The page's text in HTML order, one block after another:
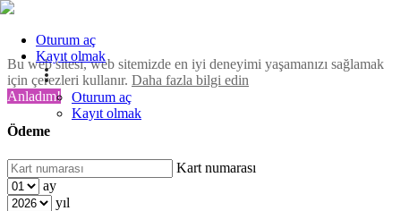
Bu web sitesi, web sitemizde en iyi deneyimi yaşamanızı sağlamak
için çerezleri kullanır. Daha fazla bilgi edin
Anladım!
Ödeme
Kart numarası
ay
yıl
Oturum aç
Kayıt olmak
Oturum aç
Kayıt olmak